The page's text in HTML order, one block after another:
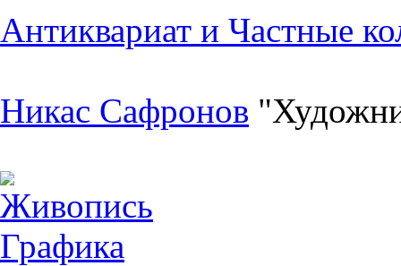
Антиквариат и Частные
Никас Сафронов
Живопись
Графика